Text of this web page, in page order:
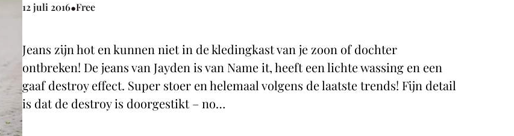
12 juli 2016•Free
Jeans zijn hot en kunnen niet in de kledingkast van je zoon of dochter
ontbreken! De jeans van Jayden is van Name it, heeft een lichte wassing en een
gaaf destroy effect. Super stoer en helemaal volgens de laatste trends! Fijn detail
is dat de destroy is doorgestikt – no…